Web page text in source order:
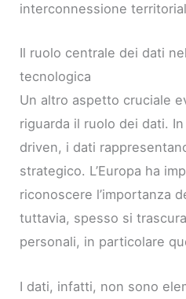
interconnessione
Il ruolo centrale dei dati
tecnologica
Un altro aspetto cruciale
riguarda il ruolo dei dati.
driven, i dati
strategico. L’Europa ha
riconoscere l’importanza
tuttavia, spesso si
personali, in particolare
I dati, infatti, non sono